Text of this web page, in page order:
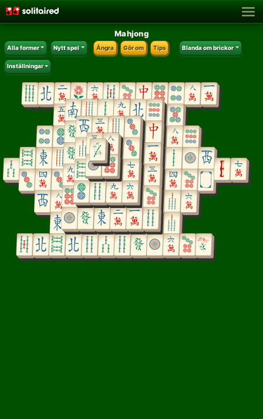
Mahjong
Alla former Nytt spel Ångra Gör om Tips Blanda om brickor
Inställningar